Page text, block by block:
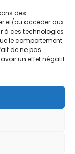
des
et/ou accéder aux
à ces technologies
le comportement
de ne pas
un effet négatif
et RGPD